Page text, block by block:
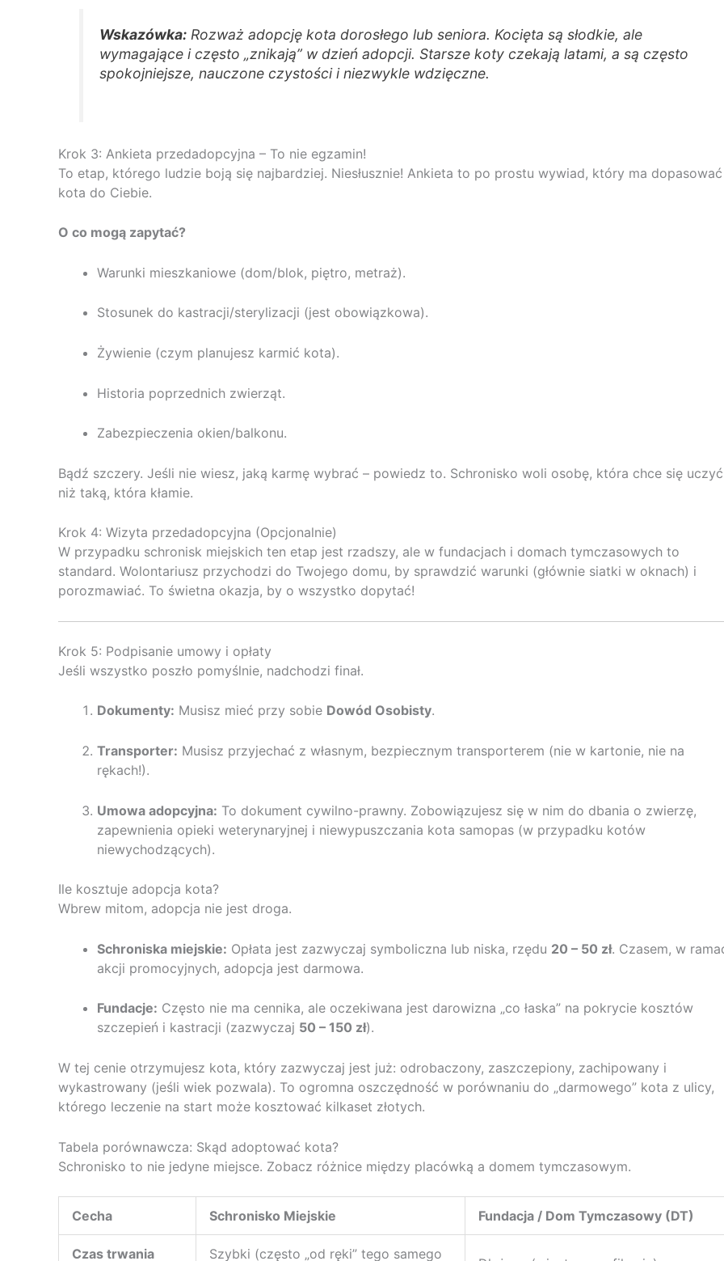
Wskazówka: Rozważ adopcję kota dorosłego lub seniora. Kocięta są słodkie, ale
wymagające i często „znikają” w dzień adopcji. Starsze koty czekają latami, a są często
spokojniejsze, nauczone czystości i niezwykle wdzięczne.
Krok 3: Ankieta przedadopcyjna – To nie egzamin!
To etap, którego ludzie boją się najbardziej. Niesłusznie! Ankieta to po prostu wywiad, który ma dopasować
kota do Ciebie.
O co mogą zapytać?
Warunki mieszkaniowe (dom/blok, piętro, metraż).
Stosunek do kastracji/sterylizacji (jest obowiązkowa).
Żywienie (czym planujesz karmić kota).
Historia poprzednich zwierząt.
Zabezpieczenia okien/balkonu.
Bądź szczery. Jeśli nie wiesz, jaką karmę wybrać – powiedz to. Schronisko woli osobę, która chce się
niż taką, która kłamie.
Krok 4: Wizyta przedadopcyjna (Opcjonalnie)
W przypadku schronisk miejskich ten etap jest rzadszy, ale w fundacjach i domach tymczasowych to
standard. Wolontariusz przychodzi do Twojego domu, by sprawdzić warunki (głównie siatki w oknach) i
porozmawiać. To świetna okazja, by o wszystko dopytać!
Krok 5: Podpisanie umowy i opłaty
Jeśli wszystko poszło pomyślnie, nadchodzi finał.
Dokumenty: Musisz mieć przy sobie Dowód Osobisty.
Transporter: Musisz przyjechać z własnym, bezpiecznym transporterem (nie w kartonie, nie na
rękach!).
Umowa adopcyjna: To dokument cywilno-prawny. Zobowiązujesz się w nim do dbania o zwierzę,
zapewnienia opieki weterynaryjnej i niewypuszczania kota samopas (w przypadku kotów
niewychodzących).
Ile kosztuje adopcja kota?
Wbrew mitom, adopcja nie jest droga.
Schroniska miejskie: Opłata jest zazwyczaj symboliczna lub niska, rzędu 20 – 50 zł. Czasem, w
akcji promocyjnych, adopcja jest darmowa.
Fundacje: Często nie ma cennika, ale oczekiwana jest darowizna „co łaska” na pokrycie kosztów
szczepień i kastracji (zazwyczaj 50 – 150 zł).
W tej cenie otrzymujesz kota, który zazwyczaj jest już: odrobaczony, zaszczepiony, zachipowany i
wykastrowany (jeśli wiek pozwala). To ogromna oszczędność w porównaniu do „darmowego” kota z ulicy,
którego leczenie na start może kosztować kilkaset złotych.
Tabela porównawcza: Skąd adoptować kota?
Schronisko to nie jedyne miejsce. Zobacz różnice między placówką a domem tymczasowym.
Cecha Schronisko Miejskie Fundacja / Dom Tymczasowy (DT)
Czas trwania Szybki (często „od ręki” tego samego